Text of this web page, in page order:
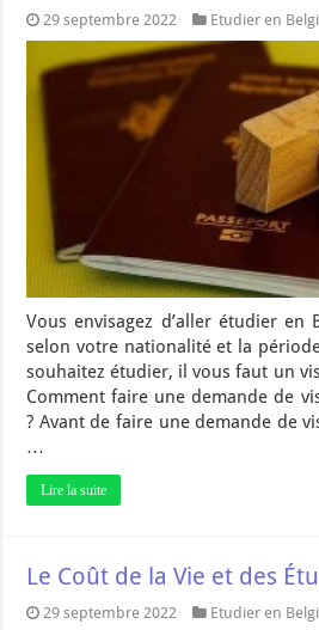
29 septembre 2022 Etudier en
Vous envisagez d’aller étudier en
selon votre nationalité et la
souhaitez étudier, il vous faut un
Comment faire une demande de
? Avant de faire une demande de
…
Lire la suite
Le Coût de la Vie et des
29 septembre 2022 Etudier en